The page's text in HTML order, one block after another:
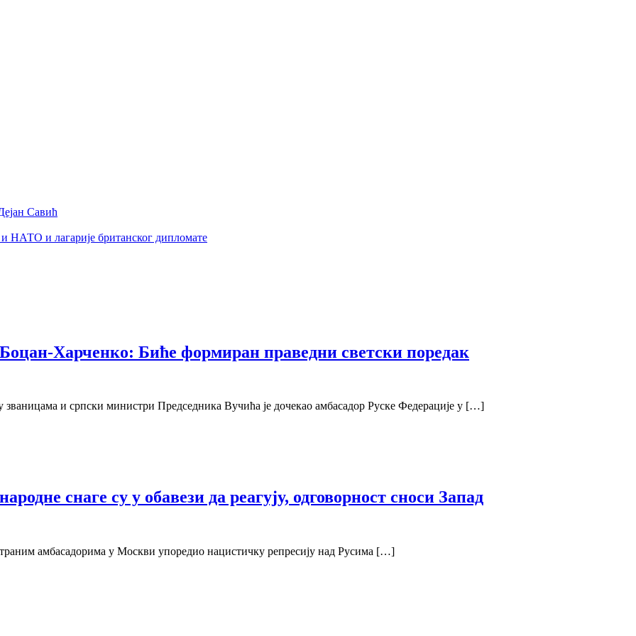
Савић
и лагарије британског дипломате
Харченко: Биће формиран праведни светски поредак
званицама и српски министри Председника Вучића је дочекао амбасадор Руске Федерације у […]
снаге су у обавези да реагују, одговорност сноси Запад
амбасадорима у Москви упоредио нацистичку репресију над Русима […]